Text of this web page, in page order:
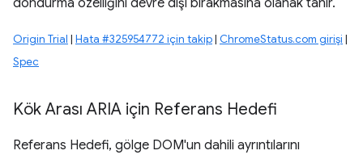
dondurma özelliğini devre dışı bırakmasına olanak tanır.
Origin Trial | Hata #325954772 için takip| ChromeStatus.com girişi |
Spec
Kök Arası ARIA için Referans Hedefi
Referans Hedefi, gölge DOM'un dahili ayrıntılarını